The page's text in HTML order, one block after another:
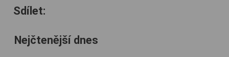
Sdílet:
Nejčtenější dnes